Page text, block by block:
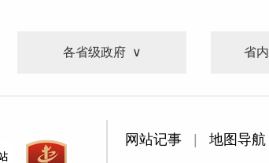
各省级政府 省
网站记事 地图导航